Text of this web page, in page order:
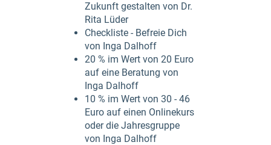
Zukunft gestalten von Dr.
Rita Lüder
Checkliste - Befreie Dich
von Inga Dalhoff
20 % im Wert von 20 Euro
auf eine Beratung von
Inga Dalhoff
10 % im Wert von 30 - 46
Euro auf einen Onlinekurs
oder die Jahresgruppe
von Inga Dalhoff